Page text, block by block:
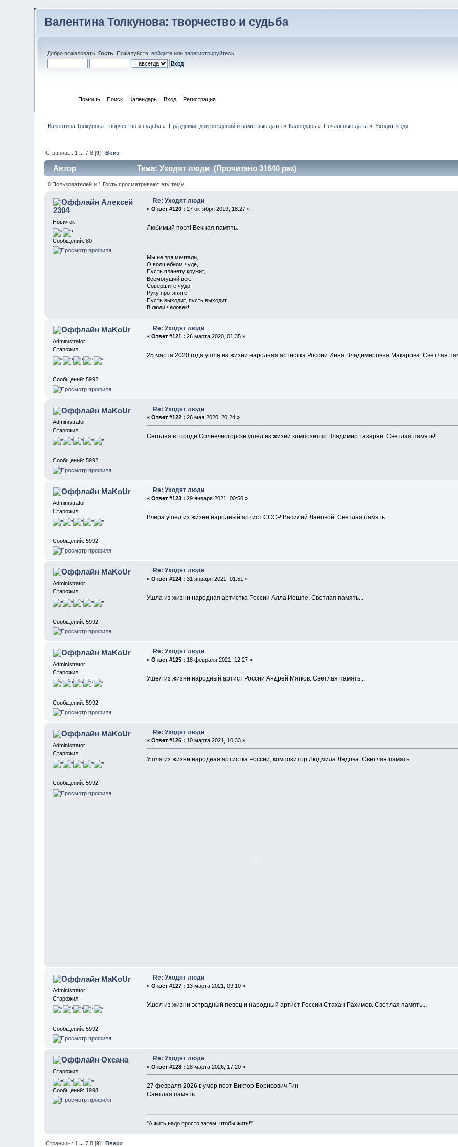
Валентина Толкунова: творчество и судьба
Добро пожаловать,Гость . Пожалуйста,войдите илизарегистрируйтесь
Помощь Поиск Календарь Вход Регистрация
Валентина Толкунова: творчество и судьба » Праздники, дни рождений и памятные даты» Календарь » Печальные даты » Уходят люди
Страницы: 1 ...7 8 [9]Вниз
Автор Тема: Уходят люди (Прочитано 31640 раз)
0 Пользователей и 1 Гость просматривают эту тему.
Алексей
2304
Новичок
Сообщений: 80
Re: Уходят люди
« Ответ #120 : 27 октября 2019, 18:27 »
Любимый поэт! Вечная память.
Мы не зря мечтали,
О волшебном чуде,
Пусть планету кружит,
Всемогущий век.
Совершите чудо:
Руку протяните –
Пусть выходит, пусть выходит,
В люди человек!
MaKoUr
Administrator
Старожил
Сообщений: 5992
Re: Уходят люди
« Ответ #121 : 26 марта 2020, 01:35 »
25 марта 2020 года ушла из жизни народная артистка России Инна Владимировна Макарова. Светлая
MaKoUr
Administrator
Старожил
Сообщений: 5992
Re: Уходят люди
« Ответ #122 : 26 мая 2020, 20:24 »
Сегодня в городе Солнечногорске ушёл из жизни композитор Владимир Газарян. Светлая память!
MaKoUr
Administrator
Старожил
Сообщений: 5992
Re: Уходят люди
« Ответ #123 : 29 января 2021, 00:50 »
Вчера ушёл из жизни народный артист СССР Василий Лановой. Светлая память...
MaKoUr
Administrator
Старожил
Сообщений: 5992
Re: Уходят люди
« Ответ #124 : 31 января 2021, 01:51 »
Ушла из жизни народная артистка России Алла Иошпе. Светлая память...
MaKoUr
Administrator
Старожил
Сообщений: 5992
Re: Уходят люди
« Ответ #125 : 18 февраля 2021, 12:27 »
Ушёл из жизни народный артист России Андрей Мягков. Светлая память...
MaKoUr
Administrator
Старожил
Сообщений: 5992
Re: Уходят люди
« Ответ #126 : 10 марта 2021, 10:33 »
Ушла из жизни народная артистка России, композитор Людмила Лядова. Светлая память...
MaKoUr
Administrator
Старожил
Сообщений: 5992
Re: Уходят люди
« Ответ #127 : 13 марта 2021, 09:10 »
Ушел из жизни эстрадный певец и народный артист России Стахан Рахимов. Светлая память...
Оксана
Старожил
Сообщений: 1998
Re: Уходят люди
« Ответ #128 : 28 марта 2026, 17:20 »
27 февраля 2026 г. умер поэт Виктор Борисович Гин
Саетлая память
"А жить надо просто затем, чтобы жить!"
Страницы: 1 ...7 8 [9]Вверх